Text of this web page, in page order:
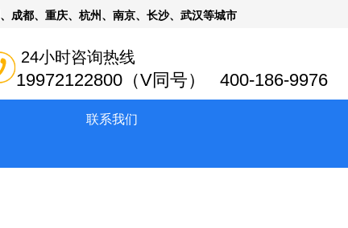
24小时咨询热线
19972122800（V同号） 400-186-9976
成都、重庆、杭州、南京、长沙、武汉等城市
联系我们